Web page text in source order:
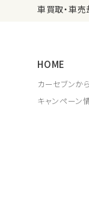
車買取・車
HOME
カーセブンか
キャンペーン